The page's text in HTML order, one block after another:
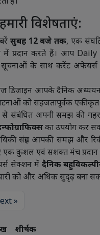
हमारी विशेषताएं:
सुबह 12 बजे तक, एक
में प्रदान करते हैं। आप
सूचनाओं के साथ करेंट अफेयर्स
डिजाइन आपके दैनिक अध्ययन
को सहजतापूर्वक एकीकृत
संबंधित अपनी समझ की
का उपयोग कर
संग्रह आपकी समझ और
कुशल एवं सशक्त मंच प्रदान
सेक्शन में दैनिक
को और अधिक सुदृढ़ बना
»
शीर्षक